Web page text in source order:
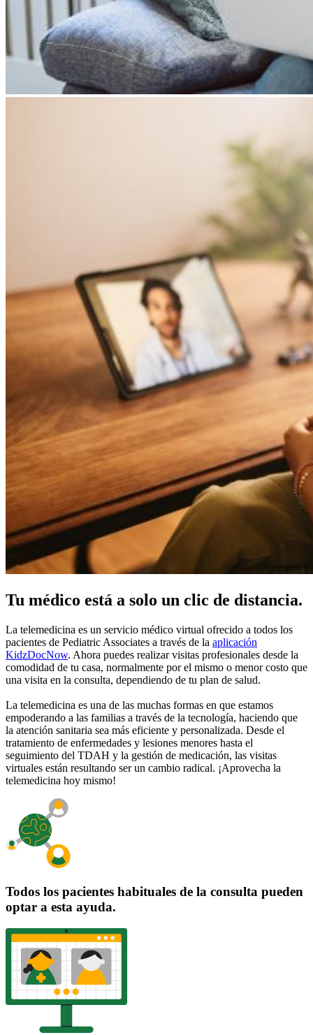
Tu médico está a solo un clic de distancia.
La telemedicina es un servicio médico virtual ofrecido a todos los
pacientes de Pediatric Associates a través de la aplicación
KidzDocNow. Ahora puedes realizar visitas profesionales desde la
comodidad de tu casa, normalmente por el mismo o menor costo que
una visita en la consulta, dependiendo de tu plan de salud.
La telemedicina es una de las muchas formas en que estamos
empoderando a las familias a través de la tecnología, haciendo que
la atención sanitaria sea más eficiente y personalizada. Desde el
tratamiento de enfermedades y lesiones menores hasta el
seguimiento del TDAH y la gestión de medicación, las visitas
virtuales están resultando ser un cambio radical. ¡Aprovecha la
telemedicina hoy mismo!
Todos los pacientes habituales de la consulta pueden
optar a esta ayuda.